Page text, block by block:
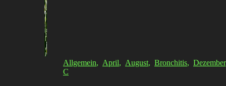
Allgemein, April, August, Bronchitis, Dezember
C